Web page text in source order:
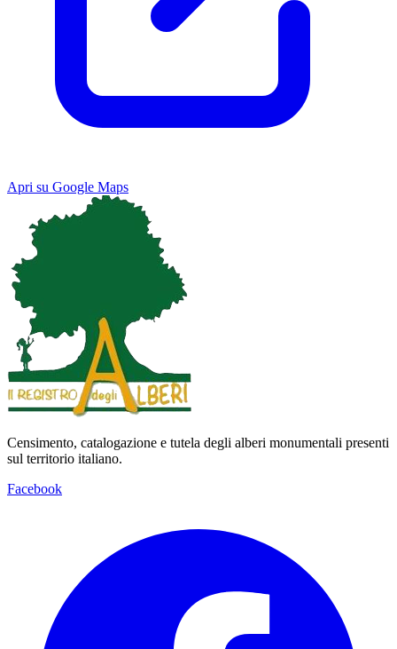
Apri su Google Maps
Map Satellite
Keyboard shortcuts
Censimento, catalogazione e tutela degli alberi monumentali presenti
sul territorio italiano.
Facebook